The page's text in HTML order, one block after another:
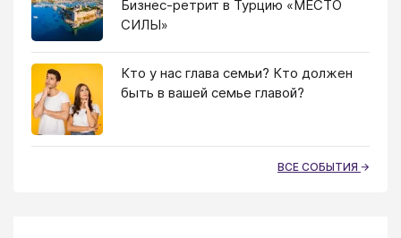
Бизнес-ретрит в Турцию «МЕСТО
СИЛЫ»
Кто у нас глава семьи? Кто должен
быть в вашей семье главой?
ВСЕ СОБЫТИЯ